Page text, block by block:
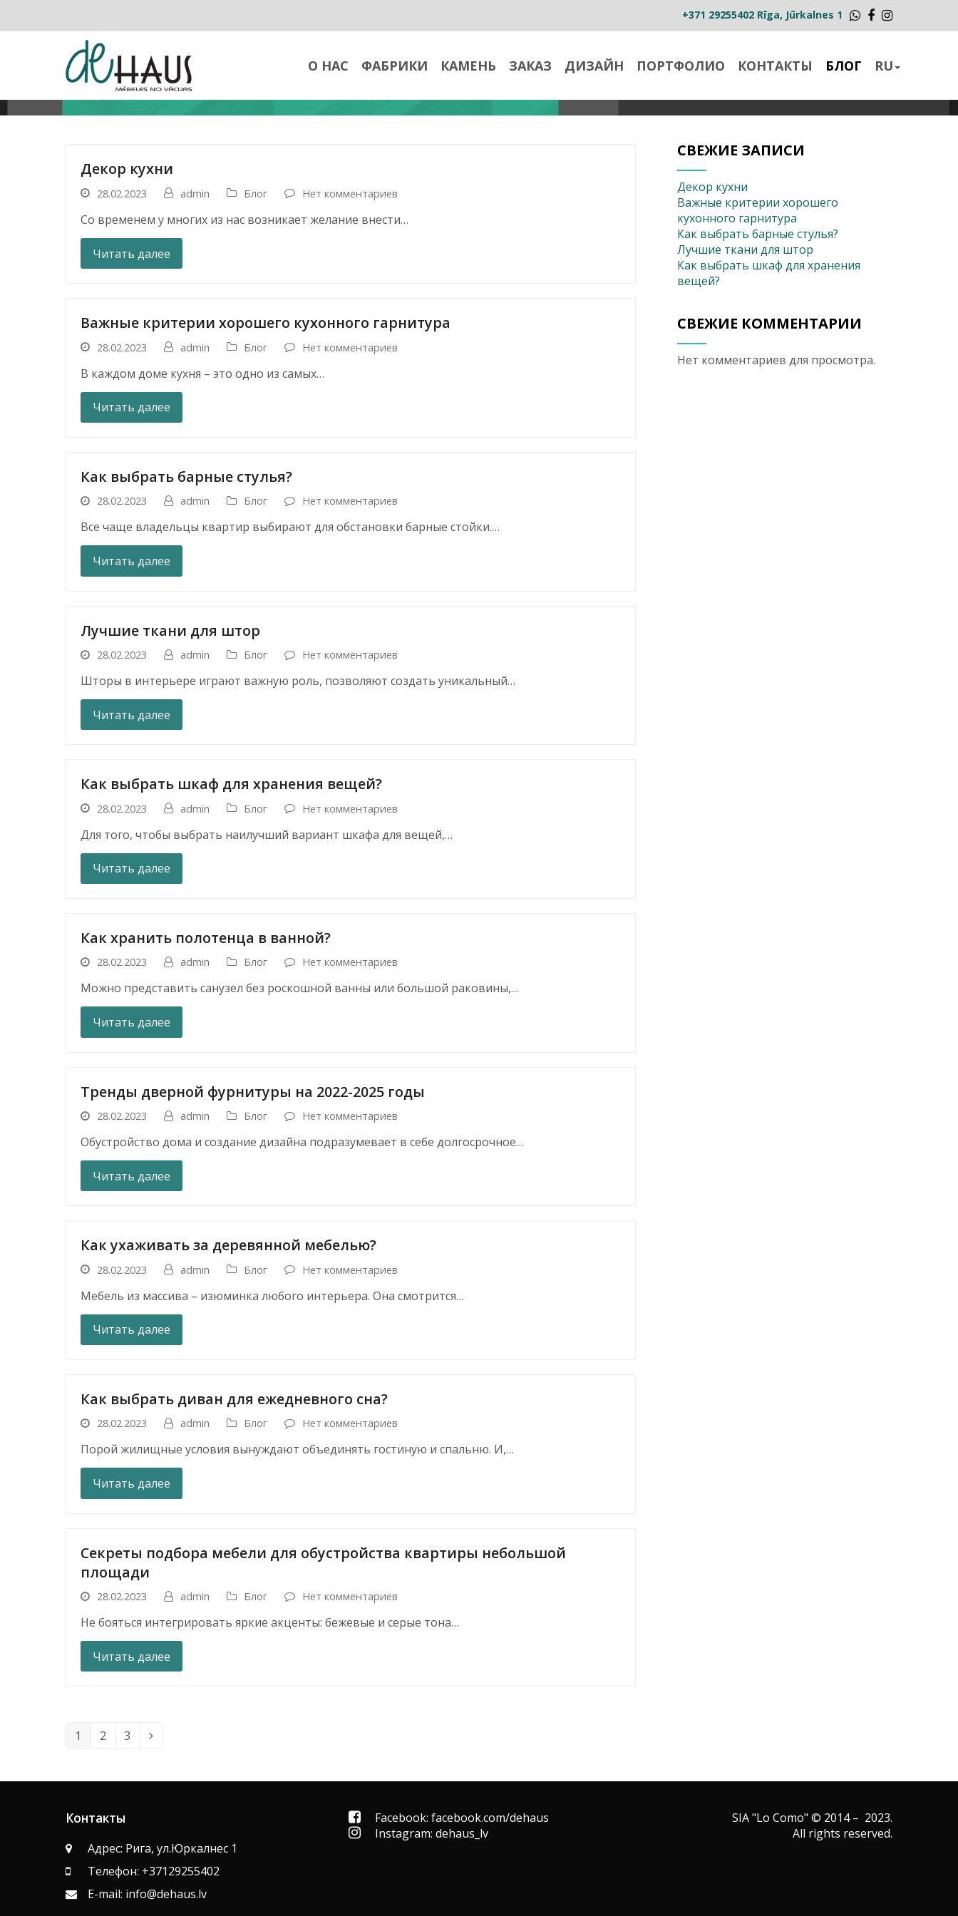
Whatsapp
Facebook
Instagram
+371 29255402 Rīga, Jūrkalnes 1
О НАС ФАБРИКИ КАМЕНЬ ЗАКАЗ ДИЗАЙН ПОРТФОЛИО КОНТАКТЫ БЛОГ RU
Декор кухни
28.02.2023 admin Блог Нет комментариев
Со временем у многих из нас возникает желание внести…
Читать далее
Важные критерии хорошего кухонного гарнитура
28.02.2023 admin Блог Нет комментариев
В каждом доме кухня – это одно из самых…
Читать далее
Как выбрать барные стулья?
28.02.2023 admin Блог Нет комментариев
Все чаще владельцы квартир выбирают для обстановки барные стойки.…
Читать далее
Лучшие ткани для штор
28.02.2023 admin Блог Нет комментариев
Шторы в интерьере играют важную роль, позволяют создать уникальный…
Читать далее
Как выбрать шкаф для хранения вещей?
28.02.2023 admin Блог Нет комментариев
Для того, чтобы выбрать наилучший вариант шкафа для вещей,…
Читать далее
Как хранить полотенца в ванной?
28.02.2023 admin Блог Нет комментариев
Можно представить санузел без роскошной ванны или большой раковины,…
Читать далее
Тренды дверной фурнитуры на 2022-2025 годы
28.02.2023 admin Блог Нет комментариев
Обустройство дома и создание дизайна подразумевает в себе долгосрочное…
Читать далее
Как ухаживать за деревянной мебелью?
28.02.2023 admin Блог Нет комментариев
Мебель из массива – изюминка любого интерьера. Она смотрится…
Читать далее
Как выбрать диван для ежедневного сна?
28.02.2023 admin Блог Нет комментариев
Порой жилищные условия вынуждают объединять гостиную и спальню. И,…
Читать далее
Секреты подбора мебели для обустройства квартиры небольшой
площади
28.02.2023 admin Блог Нет комментариев
Не бояться интегрировать яркие акценты: бежевые и серые тона…
Читать далее
Page
1 Page
2 Page
3 Следующий
СВЕЖИЕ ЗАПИСИ
Декор кухни
Важные критерии хорошего
кухонного гарнитура
Как выбрать барные стулья?
Лучшие ткани для штор
Как выбрать шкаф для хранения
вещей?
СВЕЖИЕ КОММЕНТАРИИ
Нет комментариев для просмотра.
Контакты
Адрес: Рига, ул.Юркалнес 1
Телефон: +37129255402
E-mail: info@dehaus.lv
Facebook: facebook.com/dehaus
Instagram: dehaus_lv
SIA "Lo Como" © 2014 – 2023.
All rights reserved.